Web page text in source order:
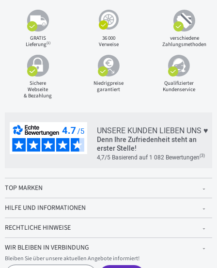
GRATIS
Lieferung(1)
36 000
Verweise
verschiedene
Zahlungsmethoden
Sichere
Webseite
& Bezahlung
Niedrigpreise
garantiert
Qualifizierter
Kundenservice
UNSERE KUNDEN LIEBEN UNS ♥
Denn Ihre Zufriedenheit steht an
erster Stelle!
4,7/5 Basierend auf 1 082 Bewertungen(3)
TOP MARKEN
HILFE UND INFORMATIONEN
RECHTLICHE HINWEISE
WIR BLEIBEN IN VERBINDUNG
Bleiben Sie über unsere aktuellen Angebote informiert!